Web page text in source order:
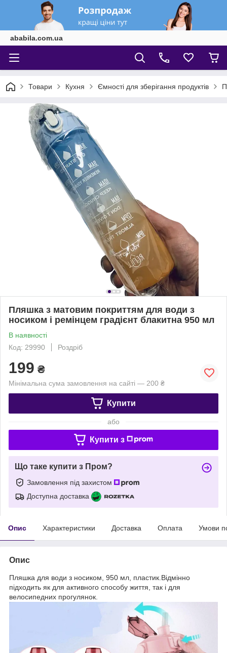
ababila.com.ua
Товари Кухня Ємності для зберігання продуктів
Пляшка з матовим покриттям для води з
носиком і ремінцем градієнт блакитна 950 мл
В наявності
Код: 29990
Роздріб
199 ₴
Мінімальна сума замовлення на сайті — 200 ₴
Купити
або
Купити з
Що таке купити з Пром?
Замовлення під захистом
Доступна доставка
Опис Характеристики Доставка Оплата Умови
Опис
Пляшка для води з носиком, 950 мл, пластик.Відмінно
підходить як для активного способу життя, так і для
велосипедних прогулянок.